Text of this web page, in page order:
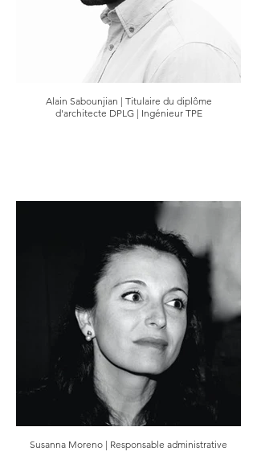
Alain Sabounjian | Titulaire du diplôme
d'architecte DPLG | Ingénieur TPE
Susanna Moreno | Responsable administrative